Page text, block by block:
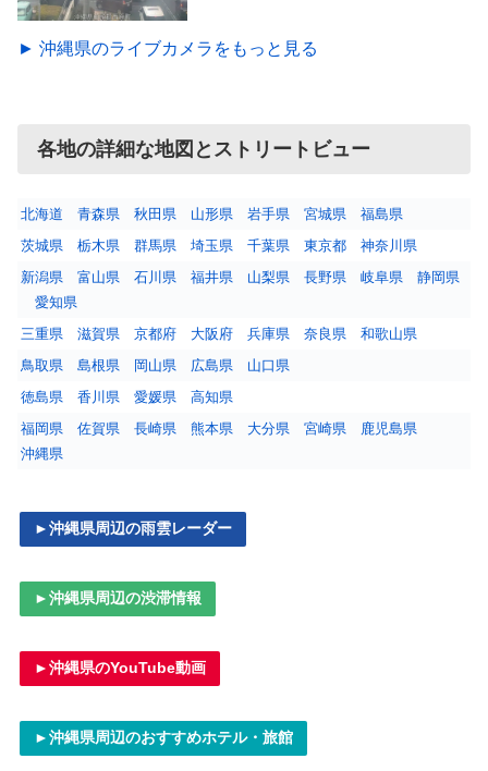
► 沖縄県のライブカメラをもっと見る
各地の詳細な地図とストリートビュー
北海道 青森県 秋田県 山形県 岩手県 宮城県
福島県
茨城県
栃木県 群馬県 埼玉県 千葉県 東京都
神奈川県
新潟県
富山県 石川県 福井県 山梨県 長野県 岐阜県
静岡県
愛知県
三重県
滋賀県 京都府 大阪府 兵庫県 奈良県
和歌山県
鳥取県
島根県 岡山県 広島県
山口県
徳島県
香川県 愛媛県
高知県
福岡県
佐賀県 長崎県 熊本県 大分県 宮崎県
鹿児島県
沖縄県
►沖縄県周辺の雨雲レーダー
►沖縄県周辺の渋滞情報
►沖縄県のYouTube動画
►沖縄県周辺のおすすめホテル・旅館